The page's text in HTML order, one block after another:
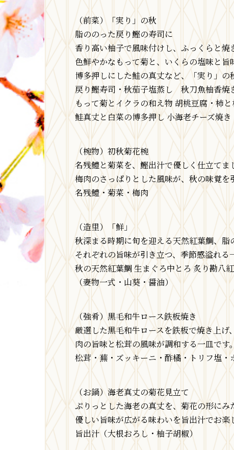
（前菜）「実り」の秋
脂ののった戻り鰹の寿司に
香り高い柚子で風味付けし、ふっくらと焼
色鮮やかなもって菊と、いくらの塩味と
博多押しにした鮭の真丈など、「実り」の
戻り鰹寿司・秋茄子塩蒸し 秋刀魚柚香焼
もって菊とイクラの和え物 胡桃豆腐・柿
鮭真丈と白菜の博多押し 小海老チーズ焼き
（椀物）初秋菊花椀
名残鱧と菊菜を、鰹出汁で優しく仕立てま
梅肉のさっぱりとした風味が、秋の味覚を
名残鱧・菊菜・梅肉
（造里）「鮮」
秋深まる時期に旬を迎える天然紅葉鯛、
それぞれの旨味が引き立つ、季節感溢れる
秋の天然紅葉鯛 生まぐろ中とろ 炙り勘八
（妻物一式・山葵・醤油）
（強肴）黒毛和牛ロース鉄板焼き
厳選した黒毛和牛ロースを鉄板で焼き上げ
肉の旨味と松茸の風味が調和する一皿です
松茸・蕪・ズッキーニ・酢橘・トリフ塩・
（お鍋）海老真丈の菊花見立て
ぷりっとした海老の真丈を、菊花の形にみ
優しい旨味が広がる味わいを旨出汁でお楽
旨出汁（大根おろし・柚子胡椒）